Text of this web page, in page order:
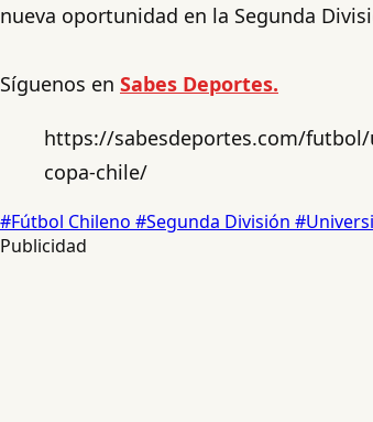
nueva oportunidad en la Segunda
Síguenos en Sabes Deportes.
https://sabesdeportes.com/futbol/
copa-chile/
#Fútbol Chileno #Segunda División
Publicidad